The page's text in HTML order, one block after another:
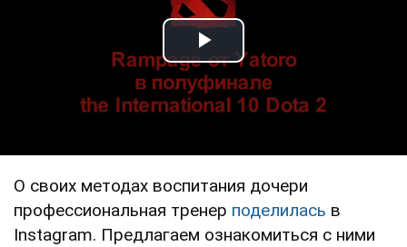
Play Video
О своих методах воспитания дочери
профессиональная тренер поделилась в
Instagram. Предлагаем ознакомиться с ними